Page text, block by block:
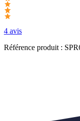
4 avis
Référence produit :